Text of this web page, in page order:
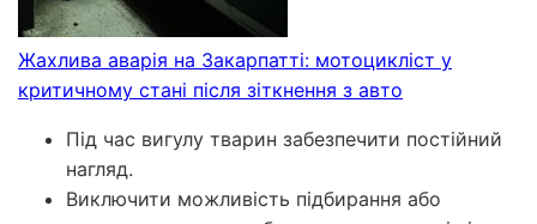
Жахлива аварія на Закарпатті: мотоцикліст у
критичному стані після зіткнення з авто
Під час вигулу тварин забезпечити постійний
нагляд.
Виключити можливість підбирання або